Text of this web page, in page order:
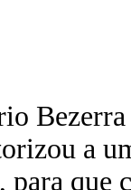
Bezerra
a
para